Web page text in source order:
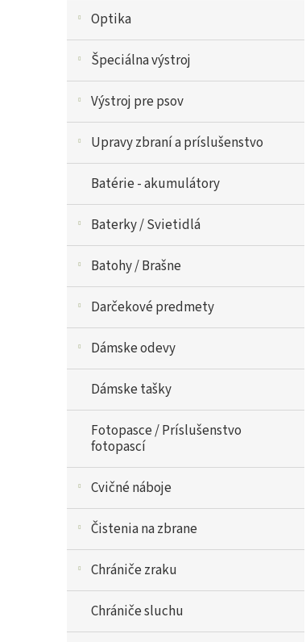
Optika
Špeciálna výstroj
Výstroj pre psov
Upravy zbraní a príslušenstvo
Batérie - akumulátory
Baterky / Svietidlá
Batohy / Brašne
Darčekové predmety
Dámske odevy
Dámske tašky
Fotopasce / Príslušenstvo
fotopascí
Cvičné náboje
Čistenia na zbrane
Chrániče zraku
Chrániče sluchu